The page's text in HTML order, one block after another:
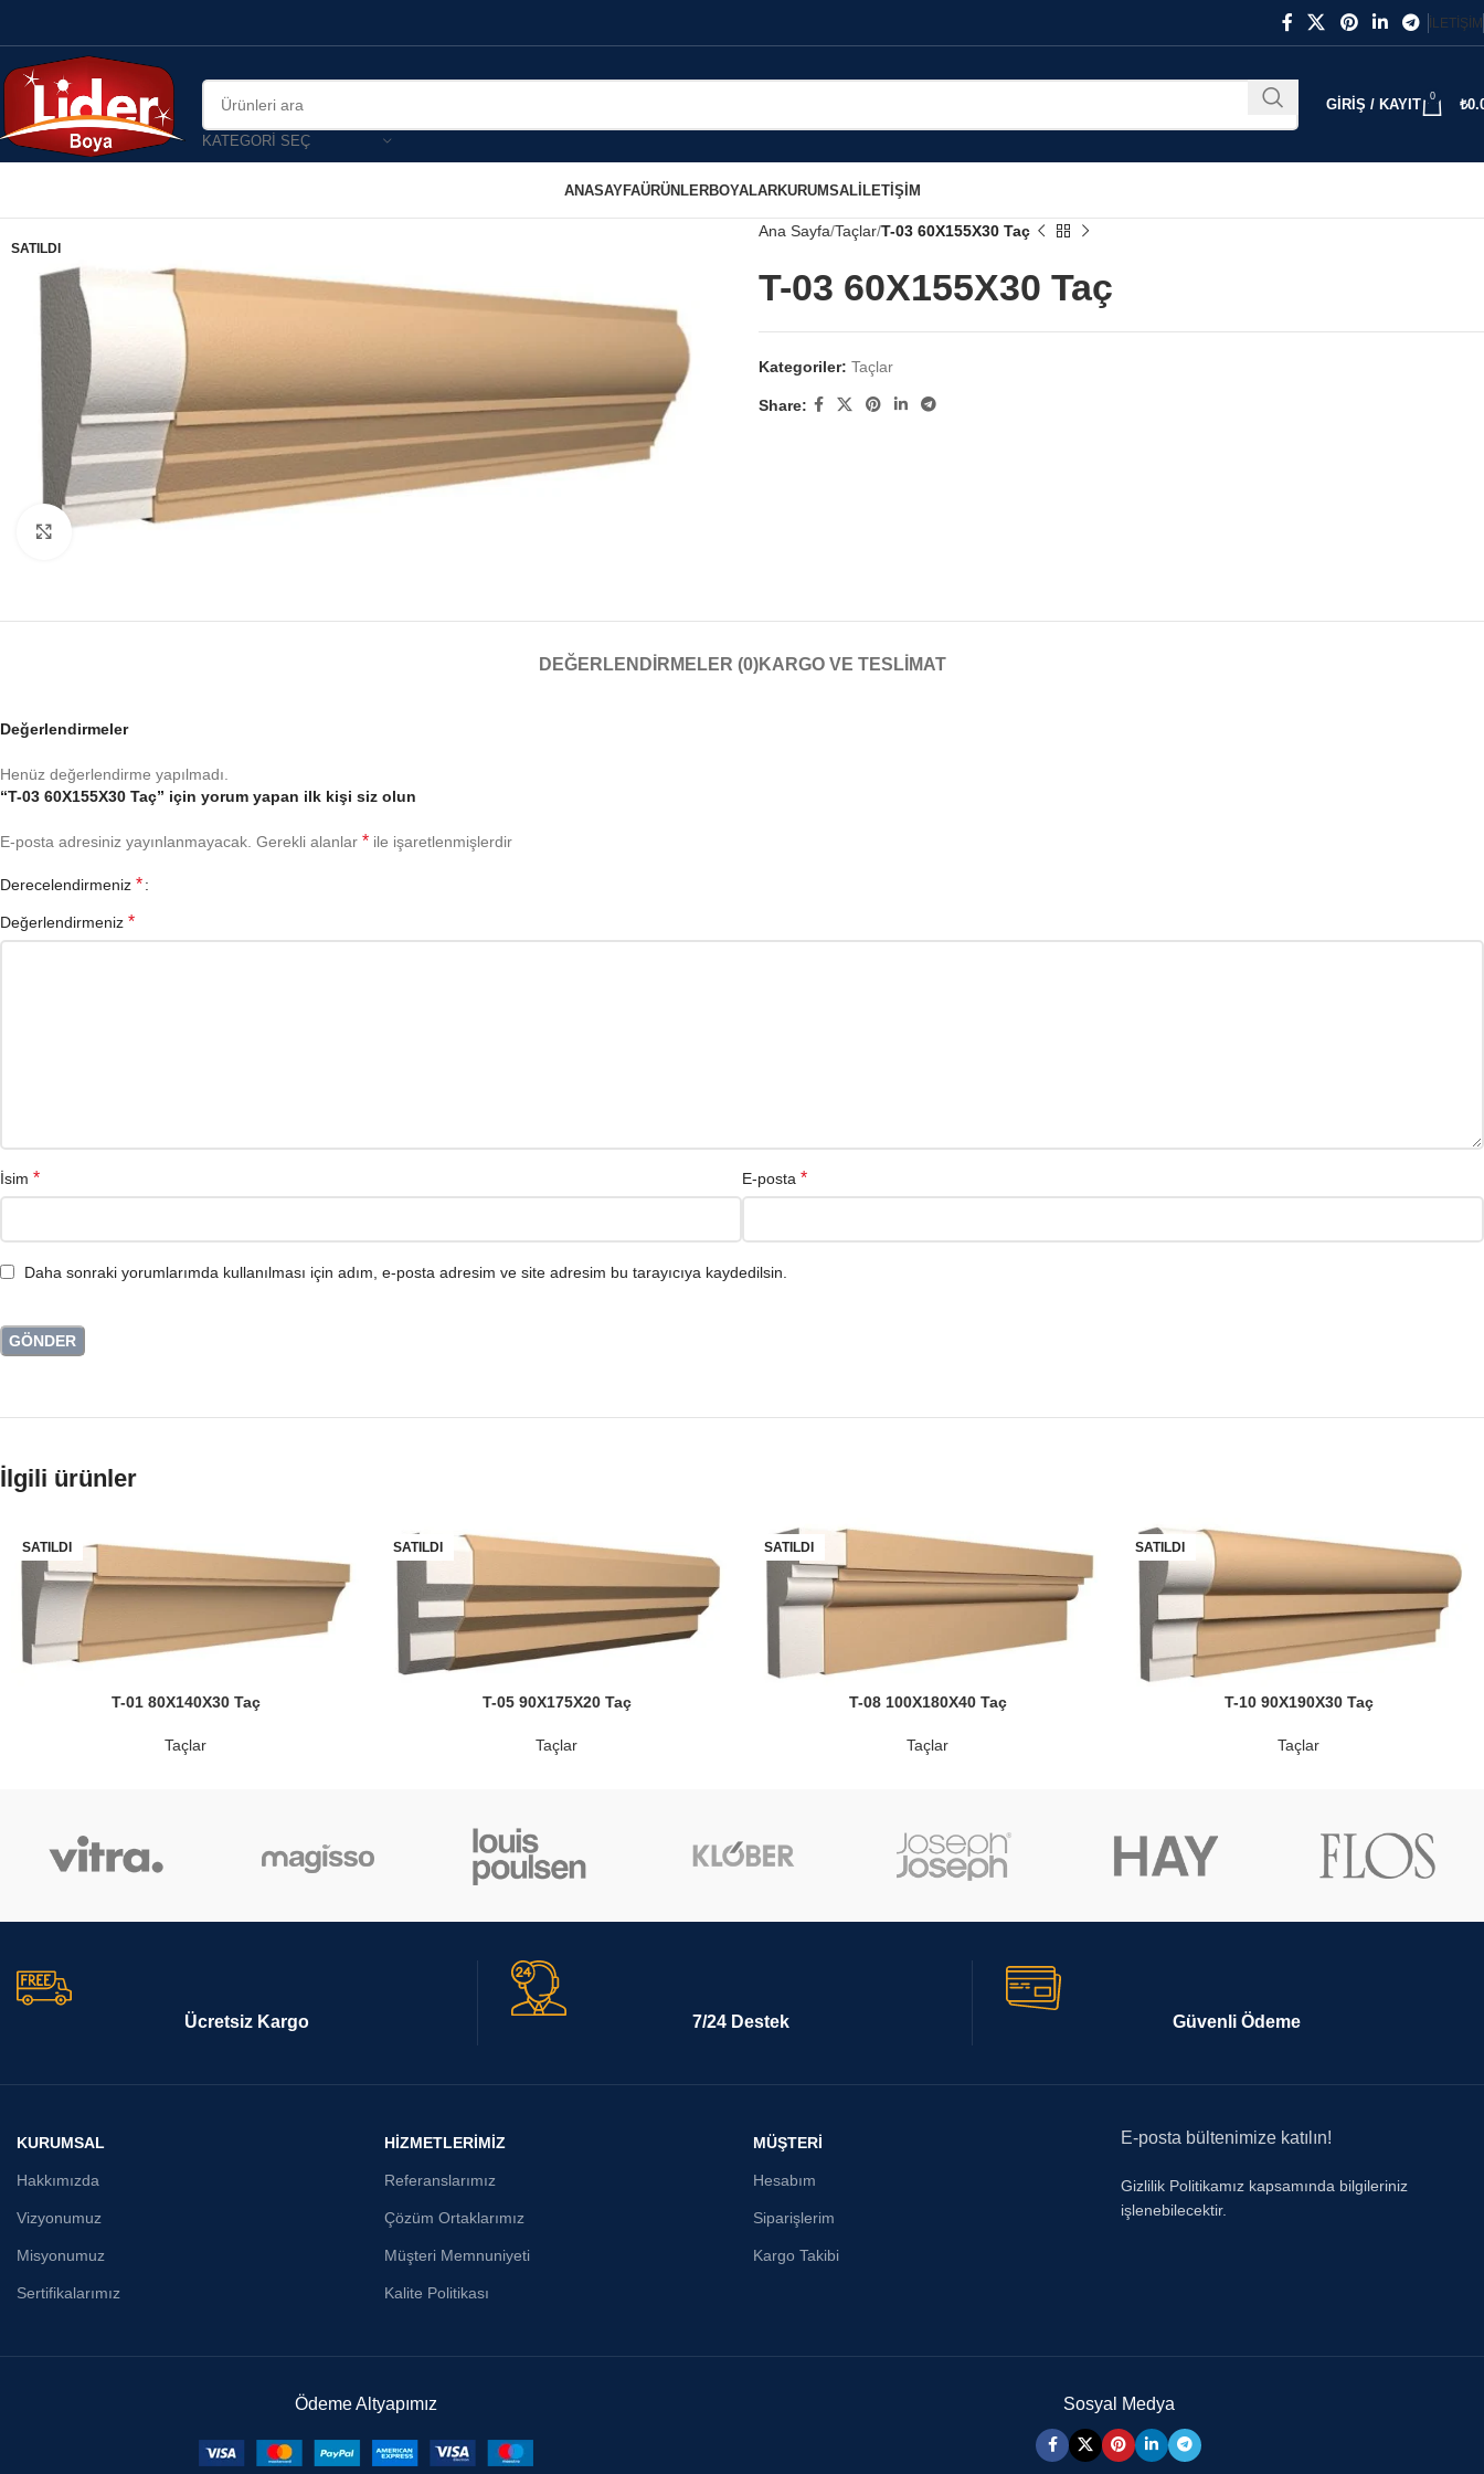
İLETIŞIM
KATEGORI SEÇ
GIRIŞ / KAYIT
0
₺
ANASAYFAÜRÜNLERBOYALARKURUMSALİLETIŞIM
SATILDI
Büyütmek için tıklayın
Ana Sayfa Taçlar T-03 60X155X30 Taç
T-03 60X155X30 Taç
Kategoriler: Taçlar
Share:
DEĞERLENDIRMELER (0)KARGO VE TESLIMAT
Değerlendirmeler
Henüz değerlendirme yapılmadı.
“T-03 60X155X30 Taç” için yorum yapan ilk kişi siz olun
E-posta adresiniz yayınlanmayacak. Gerekli alanlar * ile işaretlenmişlerdir
Derecelendirmeniz *
Değerlendirmeniz *
İsim * E-posta *
Daha sonraki yorumlarımda kullanılması için adım, e-posta adresim ve site adresim bu tarayıcıya kaydedilsin.
İlgili ürünler
SATILDI
T-01 80X140X30 Taç
Taçlar
SATILDI
T-05 90X175X20 Taç
Taçlar
SATILDI
T-08 100X180X40 Taç
Taçlar
SATILDI
T-10 90X190X30 Taç
Taçlar
Ücretsiz Kargo 7/24 Destek Güvenli Ödeme
KURUMSAL
Hakkımızda
Vizyonumuz
Misyonumuz
Sertifikalarımız
HİZMETLERİMİZ
Referanslarımız
Çözüm Ortaklarımız
Müşteri Memnuniyeti
Kalite Politikası
MÜŞTERİ
Hesabım
Siparişlerim
Kargo Takibi
E-posta bültenimize katılın!
Gizlilik Politikamız kapsamında bilgileriniz
işlenebilecektir.
Ödeme Altyapımız Sosyal Medya